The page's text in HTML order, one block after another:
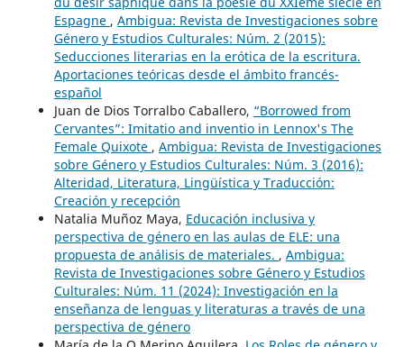
Espagne , Ambigua: Revista de Investigaciones sobre
Género y Estudios Culturales: Núm. 2 (2015):
Seducciones literarias en la erótica de la escritura.
Aportaciones teóricas desde el ámbito francés-
español
Juan de Dios Torralbo Caballero, “Borrowed from
Cervantes”: Imitatio and inventio in Lennox's The
Female Quixote , Ambigua: Revista de Investigaciones
sobre Género y Estudios Culturales: Núm. 3 (2016):
Alteridad, Literatura, Lingüística y Traducción:
Creación y recepción
Natalia Muñoz Maya, Educación inclusiva y
perspectiva de género en las aulas de ELE: una
propuesta de análisis de materiales. , Ambigua:
Revista de Investigaciones sobre Género y Estudios
Culturales: Núm. 11 (2024): Investigación en la
enseñanza de lenguas y literaturas a través de una
perspectiva de género